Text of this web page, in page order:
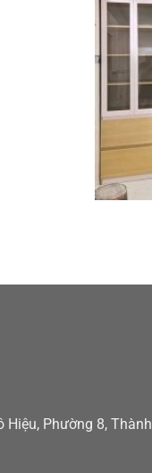
Hiệu, Phường 8, Thành